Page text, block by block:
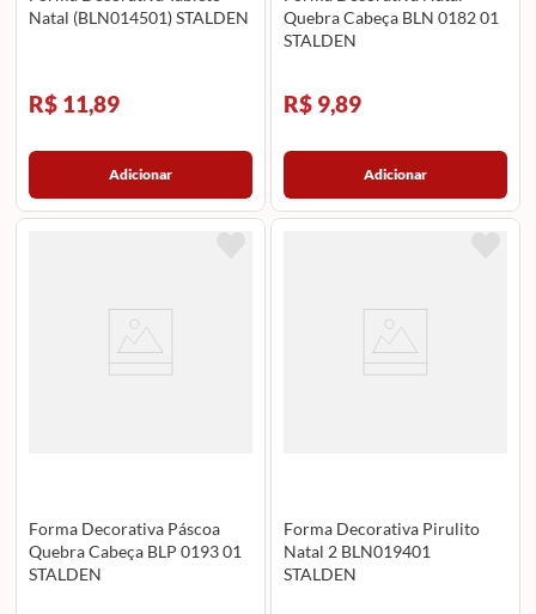
Natal (BLN014501) STALDEN
R$ 11,89
Adicionar
Quebra Cabeça BLN 0182 01
STALDEN
R$ 9,89
Adicionar
Forma Decorativa Páscoa
Quebra Cabeça BLP 0193 01
STALDEN
Forma Decorativa Pirulito
Natal 2 BLN019401
STALDEN